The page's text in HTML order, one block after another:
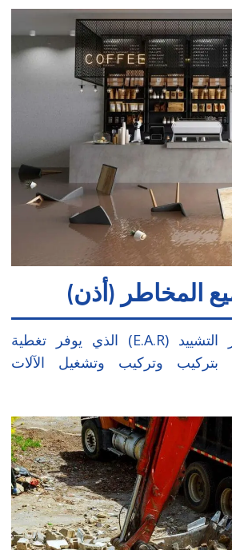
المخاطر (أذن)
تأمين جميع مخاطر التشييد (E.A.R) الذي يوفر تغطية
بتركيب وتركيب وتشغيل الآلات